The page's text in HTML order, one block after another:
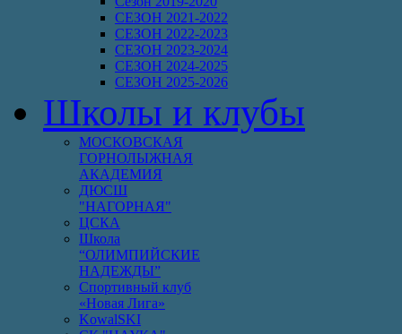
СЕЗОН 2021-2022
СЕЗОН 2022-2023
СЕЗОН 2023-2024
СЕЗОН 2024-2025
СЕЗОН 2025-2026
Школы и клубы
МОСКОВСКАЯ
ГОРНОЛЫЖНАЯ
АКАДЕМИЯ
ДЮСШ
"НАГОРНАЯ"
ЦСКА
Школа
“ОЛИМПИЙСКИЕ
НАДЕЖДЫ”
Спортивный клуб
«Новая Лига»
KowalSKI